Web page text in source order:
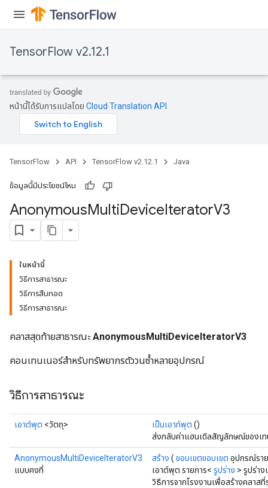
TensorFlow v2.12.1
หน้านี้ได้รับการแปลโดย Cloud Translation API
TensorFlow API TensorFlow v2.12.1 Java
ข้อมูลนี้มีประโยชน์ไหม
AnonymousMultiDeviceIteratorV3
ในหน้านี้
วิธีการสาธารณะ
วิธีการสืบทอด
วิธีการสาธารณะ
คลาสสุดท้ายสาธารณะAnonymousMultiDeviceIteratorV3
คอนเทนเนอร์สำหรับทรัพยากรตัววนซ้ำหลายอุปกรณ์
วิธีการสาธารณะ
เอาต์พุต <วัตถุ> เป็นเอาท์พุต ()
ส่งกลับค่าแฮนเดิลสัญลักษณ์ของเท
AnonymousMultiDeviceIteratorV3
แบบคงที่
สร้าง ( ขอบเขตขอบเขต อุปกรณ์รา
เอาต์พุต รายการ< รูปร่าง > รูปร่า
วิธีการจากโรงงานเพื่อสร้างคลาสที่